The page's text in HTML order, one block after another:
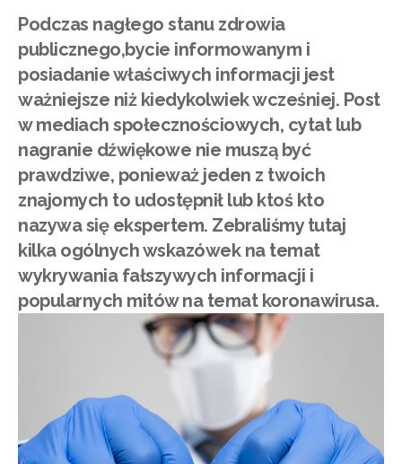
Podczas nagłego stanu zdrowia
publicznego,bycie informowanym i
posiadanie właściwych informacji jest
ważniejsze niż kiedykolwiek wcześniej. Post
w mediach społecznościowych, cytat lub
nagranie dźwiękowe nie muszą być
prawdziwe, ponieważ jeden z twoich
znajomych to udostępnił lub ktoś kto
nazywa się ekspertem. Zebraliśmy tutaj
kilka ogólnych wskazówek na temat
wykrywania fałszywych informacji i
popularnych mitów na temat koronawirusa.